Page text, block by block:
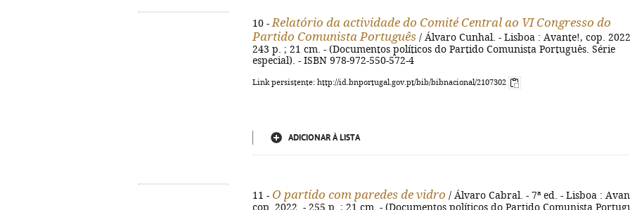
10 - Relatório da actividade do Comité Central ao VI Congresso do
Partido Comunista Português / Álvaro Cunhal. - Lisboa : Avante!, cop.
243 p. ; 21 cm. - (Documentos políticos do Partido Comunista Português. Série
especial). - ISBN 978-972-550-572-4
Link persistente: http://id.bnportugal.gov.pt/bib/bibnacional/2107302
ADICIONAR À LISTA
11 - O partido com paredes de vidro / Álvaro Cabral. - 7ª ed. - Lisboa :
cop. 2022. - 255 p. ; 21 cm. - (Documentos políticos do Partido Comunista